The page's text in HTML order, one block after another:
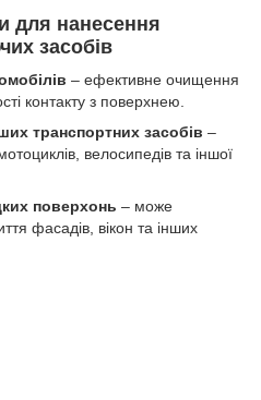
для нанесення
засобів
– ефективне очищення
контакту з поверхнею.
транспортних засобів –
велосипедів та іншої
поверхонь – може
фасадів, вікон та інших